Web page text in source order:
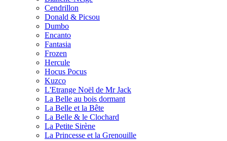
Cendrillon
Donald & Picsou
Dumbo
Encanto
Fantasia
Frozen
Hercule
Hocus Pocus
Kuzco
L'Etrange Noël de Mr Jack
La Belle au bois dormant
La Belle et la Bête
La Belle & le Clochard
La Petite Sirène
La Princesse et la Grenouille